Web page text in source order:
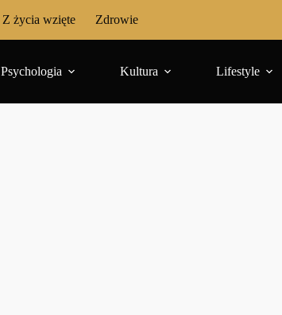
Z życia wzięte Zdrowie
Psychologia Kultura Lifestyle